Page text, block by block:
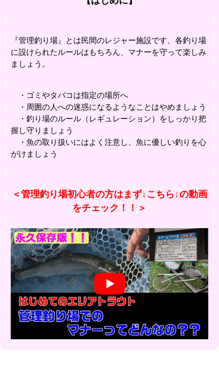
『管理釣り場』とは民間のレジャー施設です、各釣り場
に設けられたルールはもちろん、マナーを守って楽しみ
ましょう。
・ゴミやタバコは指定の場所へ
・周囲の人への迷惑になるようなことはやめましょう
・釣り場のルール（レギュレーション）をしっかり把
握し守りましょう
・魚の取り扱いにはよく注意し、魚に優しい釣りを心
がけましょう
＜管理釣り場初心者の方はまず↓こちら↓の動画
をチェック！！＞